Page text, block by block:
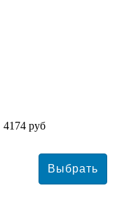
4174 руб